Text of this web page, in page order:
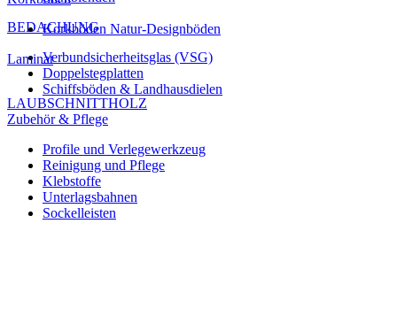
BEDACHUNG
Verbundsicherheitsglas (VSG)
Doppelstegplatten
LAUBSCHNITTHOLZ
Korkböden Natur-Designböden
Laminat
Schiffsböden & Landhausdielen
Zubehör & Pflege
Profile und Verlegewerkzeug
Reinigung und Pflege
Klebstoffe
Unterlagsbahnen
Sockelleisten